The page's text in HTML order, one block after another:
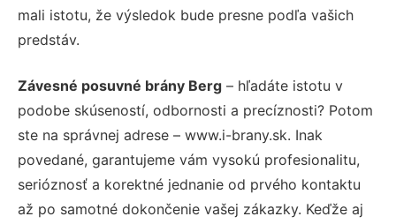
mali istotu, že výsledok bude presne podľa vašich
predstáv.
Závesné posuvné brány Berg – hľadáte istotu v
podobe skúseností, odbornosti a precíznosti? Potom
ste na správnej adrese – www.i-brany.sk. Inak
povedané, garantujeme vám vysokú profesionalitu,
serióznosť a korektné jednanie od prvého kontaktu
až po samotné dokončenie vašej zákazky. Keďže aj